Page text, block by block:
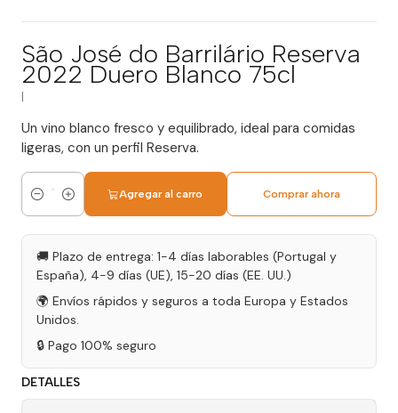
São José do Barrilário Reserva
2022 Duero Blanco 75cl
Un vino blanco fresco y equilibrado, ideal para comidas
ligeras, con un perfil Reserva.
Cantidad
Agregar al carro Comprar ahora
🚚 Plazo de entrega: 1-4 días laborables (Portugal y
España), 4-9 días (UE), 15-20 días (EE. UU.)
🌍 Envíos rápidos y seguros a toda Europa y Estados
Unidos.
🔒 Pago 100% seguro
DETALLES